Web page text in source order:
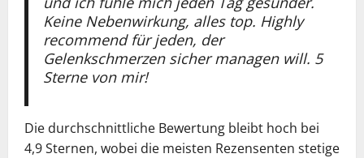
Keine Nebenwirkung, alles top. Highly
recommend für jeden, der
Gelenkschmerzen sicher managen will. 5
Sterne von mir!
Die durchschnittliche Bewertung bleibt hoch bei
4,9 Sternen, wobei die meisten Rezensenten stetige